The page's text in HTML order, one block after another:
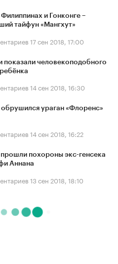
Филиппинах и Гонконге –
тайфун «Мангхут»
17 сен 2018, 17:00
показали человекоподобного
14 сен 2018, 16:30
ураган «Флоренс»
14 сен 2018, 16:22
прошли похороны экс-генсека
Аннана
13 сен 2018, 18:10